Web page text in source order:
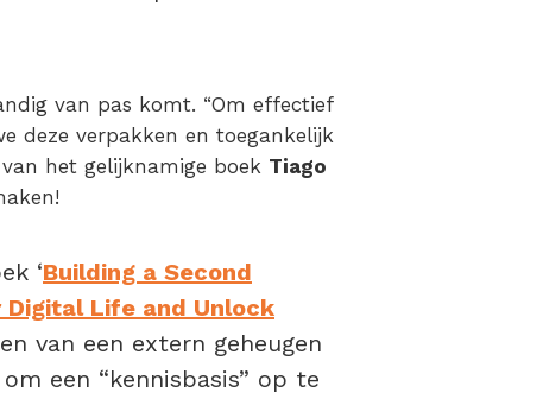
van pas komt. “Om effectief
deze verpakken en toegankelijk
het gelijknamige boek Tiago
‘Building a Second
Digital Life and Unlock
van een extern geheugen
een “kennisbasis” op te